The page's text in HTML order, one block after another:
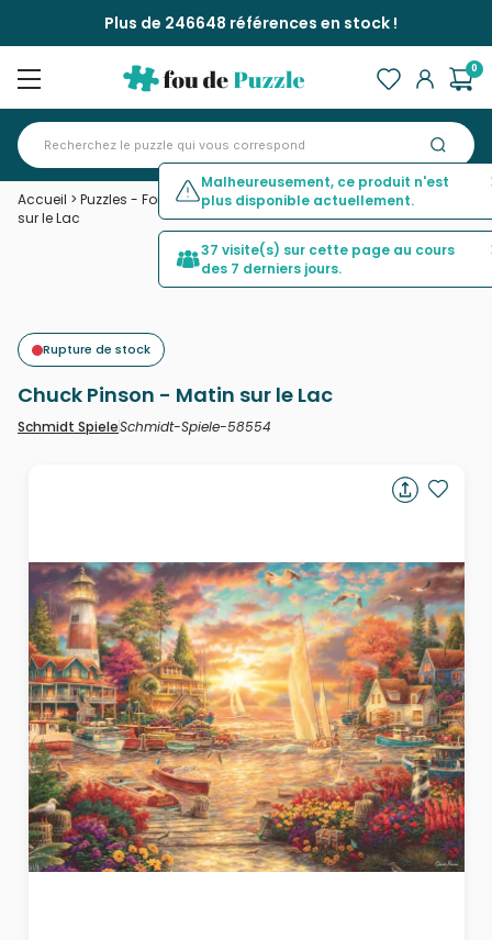
Plus de 246648 références en stock !
0
Accueil > Puzzles - Forêts, Fleurs et Jardins>Chuck Pinson - Matin
sur le Lac
Rupture de stock
Chuck Pinson - Matin sur le Lac
Schmidt SpieleSchmidt-Spiele-58554
Malheureusement, ce produit n'est
plus disponible actuellement.
37 visite(s) sur cette page au cours
des 7 derniers jours.